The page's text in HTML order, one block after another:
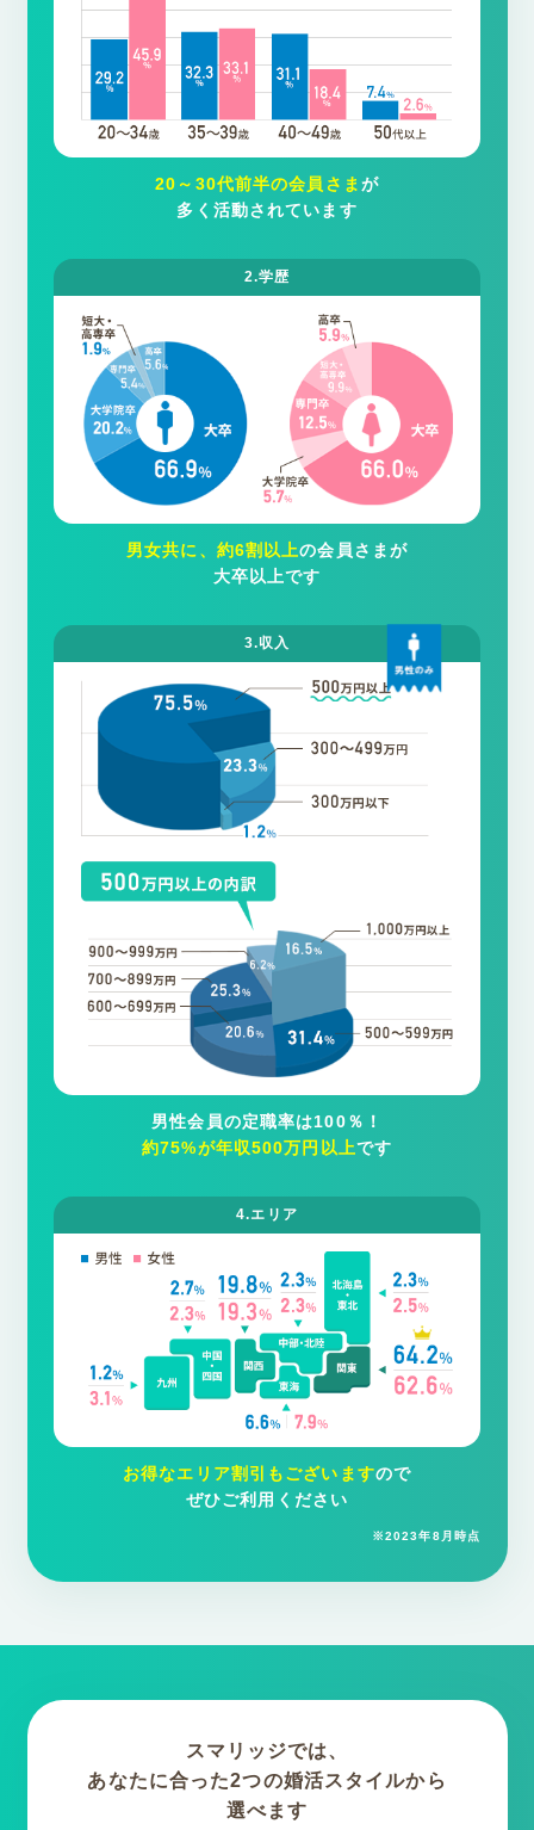
20～30代前半の会員さまが
多く活動されています
2.学歴
男女共に、約6割以上の会員さまが
大卒以上です
3.収入
男性会員の定職率は100％！
約75%が年収500万円以上です
4.エリア
お得なエリア割引もございますので
ぜひご利用ください
※2023年8月時点
スマリッジでは、
あなたに合った2つの婚活スタイルから
選べます